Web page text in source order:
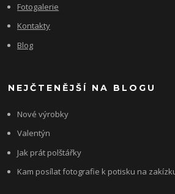
Fotogalerie
Kontakty
Blog
NEJČTENĚJŠÍ NA BLOGU
Nové výrobky
Valentýn
Jak prát polštářky
Kam posílat fotografie k potisku na